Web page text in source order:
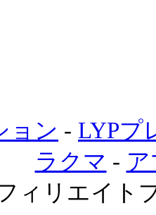
ョン - LYPプ
ラクマ -
ィリエイト